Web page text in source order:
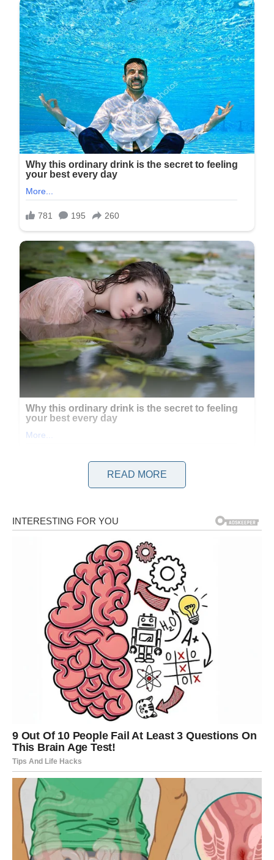
Sastojci – Šta vam je potrebno?
Za pripremu ove ukusne pite, potrebno vam je nekoliko
osnovnih sastojaka:
Za testo:
250 g brašna (oko 2 šolje)
80 ml toplog mleka (1/2 šolje)
1 jaje
8 g soli (1 kašičica, ali ne puna)
30 g putera (sobna temperatura)
15 g granuliranog šećera (1 supena kašika)
READ MORE